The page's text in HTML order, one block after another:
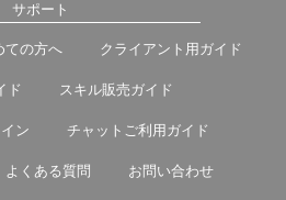
サポート
ての方へ クライアント用ガイド
ド スキル販売ガイド
ン チャットご利用ガイド
よくある質問 お問い合わせ